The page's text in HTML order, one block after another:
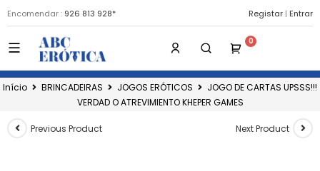
Encomendar : 926 813 928* Registar | Entrar
Início BRINCADEIRAS JOGOS ERÓTICOS
JOGO DE CARTAS UPSSS!!!
VERDAD O ATREVIMIENTO KHEPER GAMES
Previous Product Next Product